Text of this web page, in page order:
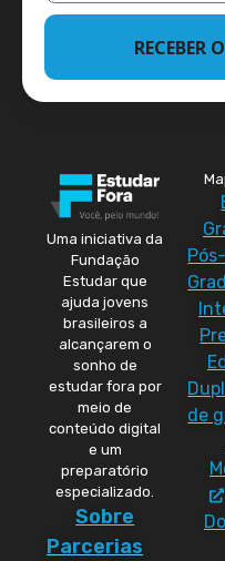
RECEBER
Uma iniciativa da
Fundação
Estudar que
ajuda jovens
brasileiros a
alcançarem o
sonho de
estudar fora por
meio de
conteúdo digital
e um
preparatório
especializado.
Sobre
Parcerias
Pós-
de